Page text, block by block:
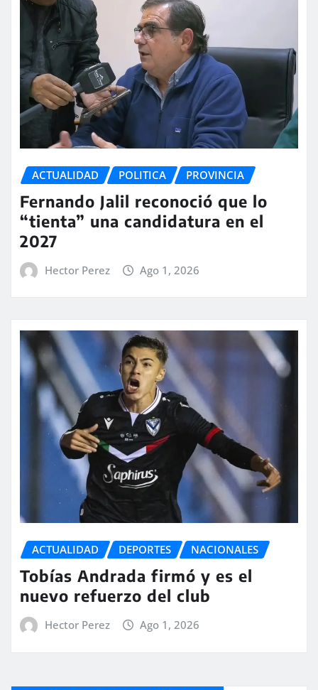
ACTUALIDAD POLITICA PROVINCIA
Fernando Jalil reconoció que lo
“tienta” una candidatura en el
2027
Hector Perez Ago 1, 2026
ACTUALIDAD DEPORTES NACIONALES
Tobías Andrada firmó y es el
nuevo refuerzo del club
Hector Perez Ago 1, 2026